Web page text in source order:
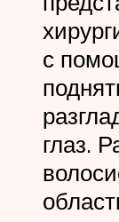
с
глаз.